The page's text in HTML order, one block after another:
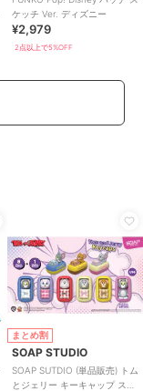
ケッチ Ver. ディズニー
¥2,979
2点以上で5%OFF
まとめ割
SOAP STUDIO
SOAP SUTDIO (単品販売) トム
とジェリー キーキャップ スト